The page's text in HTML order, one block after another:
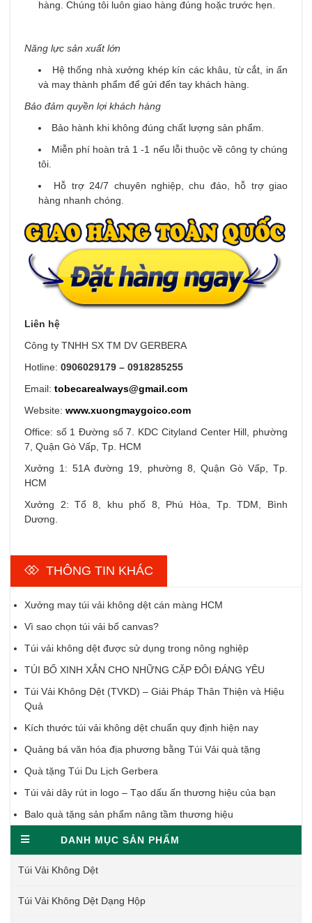
hàng. Chúng tôi luôn giao hàng đúng hoặc trước hẹn.
Năng lực sản xuất lớn
Hệ thống nhà xưởng khép kín các khâu, từ cắt, in ấn
và may thành phẩm để gửi đến tay khách hàng.
Bảo đảm quyền lợi khách hàng
Bảo hành khi không đúng chất lượng sản phẩm.
Miễn phí hoàn trả 1 -1 nếu lỗi thuộc về công ty chúng
tôi.
Hỗ trợ 24/7 chuyên nghiệp, chu đáo, hỗ trợ giao
hàng nhanh chóng.
Liên hệ
Công ty TNHH SX TM DV GERBERA
Hotline: 0906029179 – 0918285255
Email: tobecarealways@gmail.com
Website: www.xuongmaygoico.com
Office: số 1 Đường số 7. KDC Cityland Center Hill, phường
7, Quận Gò Vấp, Tp. HCM
Xưởng 1: 51A đường 19, phường 8, Quận Gò Vấp, Tp.
HCM
Xưởng 2: Tổ 8, khu phố 8, Phú Hòa, Tp. TDM, Bình
Dương.
THÔNG TIN KHÁC
Xưởng may túi vải không dệt cán màng HCM
Vì sao chọn túi vải bố canvas?
Túi vải không dệt được sử dụng trong nông nghiệp
TÚI BỐ XINH XẮN CHO NHỮNG CẶP ĐÔI ĐÁNG YÊU
Túi Vải Không Dệt (TVKD) – Giải Pháp Thân Thiện và Hiệu
Quả
Kích thước túi vải không dệt chuẩn quy định hiện nay
Quảng bá văn hóa địa phương bằng Túi Vải quà tặng
Quà tặng Túi Du Lịch Gerbera
Túi vải dây rút in logo – Tạo dấu ấn thương hiệu của bạn
Balo quà tặng sản phẩm nâng tầm thương hiệu
DANH MỤC SẢN PHẨM
Túi Vải Không Dệt
Túi Vải Không Dệt Dạng Hộp